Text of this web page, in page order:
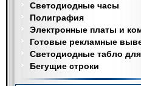
Светодиодные часы
Полиграфия
Электронные платы и
Готовые рекламные
Светодиодные табло
Бегущие строки